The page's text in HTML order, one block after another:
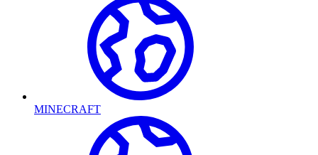
MINECRAFT